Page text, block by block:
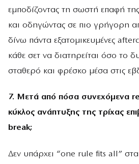
εμποδίζοντας τη σωστή επαφή
και οδηγώντας σε πιο γρήγορη
δίνω πάντα εξατομικευμένες
κάθε σετ να διατηρείται όσο το
σταθερό και φρέσκο μέσα στις
7. Μετά από πόσα συνεχόμενα
κύκλος ανάπτυξης της τρίχας
break;
Δεν υπάρχει “one rule fits all”